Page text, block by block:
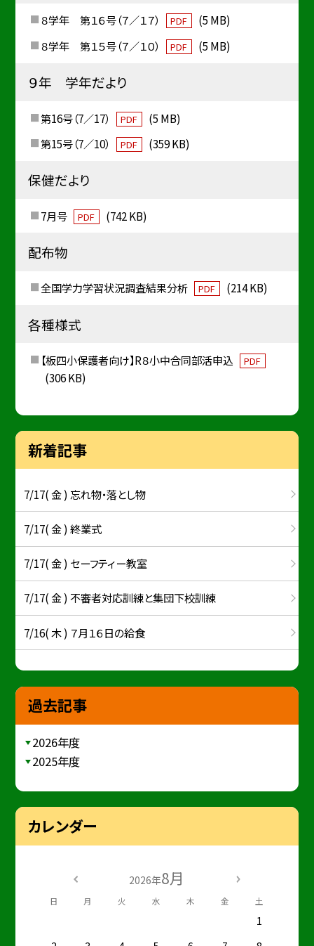
８学年 第１６号（７／１７） PDF
(5 MB)
８学年 第１５号（７／１０）
PDF (5 MB)
９年 学年だより
第16号（7／17） PDF
(5 MB)
第15号（7／10）
PDF (359 KB)
保健だより
7月号 PDF (742 KB)
配布物
全国学力学習状況調査結果分析 PDF (214 KB)
各種様式
【板四小保護者向け】R８小中合同部活申込 PDF
(306 KB)
新着記事
7/17( 金 ) 忘れ物・落とし物
7/17( 金 ) 終業式
7/17( 金 ) セーフティー教室
7/17( 金 ) 不審者対応訓練と集団下校訓練
7/16( 木 ) ７月１６日の給食
過去記事
2026年度
2025年度
カレンダー
2026年8月
日 月 火 水 木 金 土
1